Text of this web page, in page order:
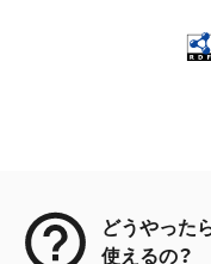
どうやった
使えるの？